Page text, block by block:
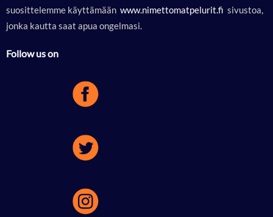
suosittelemme käyttämään www.nimettomatpelurit.fi sivustoa,
jonka kautta saat apua ongelmasi.
Follow us on